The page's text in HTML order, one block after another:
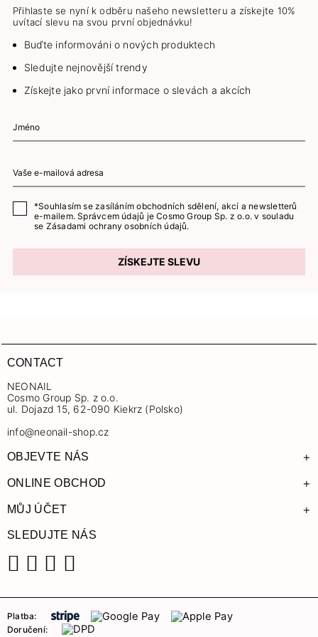
Přihlaste se nyní k odběru našeho newsletteru a získejte 10%
uvítací slevu na svou první objednávku!
Buďte informováni o nových produktech
Sledujte nejnovější trendy
Získejte jako první informace o slevách a akcích
*Souhlasím se zasíláním obchodních sdělení, akcí a newsletterů
e-mailem. Správcem údajů je Cosmo Group Sp. z o.o. v souladu
se Zásadami ochrany osobních údajů.
ZÍSKEJTE SLEVU
CONTACT
NEONAIL
Cosmo Group Sp. z o.o.
ul. Dojazd 15, 62-090 Kiekrz (Polsko)
info@neonail-shop.cz
OBJEVTE NÁS +
ONLINE OBCHOD +
MŮJ ÚČET +
SLEDUJTE NÁS
Platba:
Doručení: